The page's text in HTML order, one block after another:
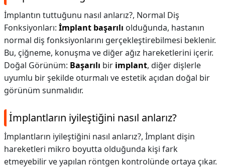
İmplantın tuttuğunu nasıl anlarız?, Normal Diş
Fonksiyonları: İmplant başarılı olduğunda, hastanın
normal diş fonksiyonlarını gerçekleştirebilmesi beklenir.
Bu, çiğneme, konuşma ve diğer ağız hareketlerini içerir.
Doğal Görünüm: Başarılı bir implant, diğer dişlerle
uyumlu bir şekilde oturmalı ve estetik açıdan doğal bir
görünüm sunmalıdır.
İmplantların iyileştiğini nasıl anlarız?
İmplantların iyileştiğini nasıl anlarız?, İmplant dişin
hareketleri mikro boyutta olduğunda kişi fark
etmeyebilir ve yapılan röntgen kontrolünde ortaya çıkar.